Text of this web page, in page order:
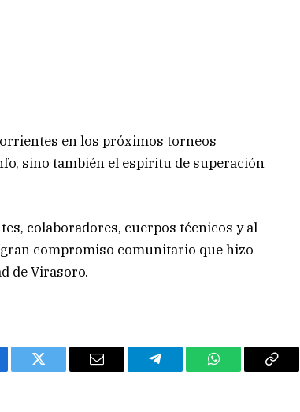
en los próximos torneos
sino también el espíritu de superación
colaboradores, cuerpos técnicos y al
compromiso comunitario que hizo
de Virasoro.
Twitter Email Telegram WhatsAppCopy